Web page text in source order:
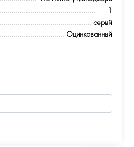
1
серый
Оцинкованный